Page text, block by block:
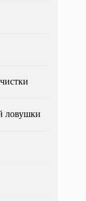
ловушки